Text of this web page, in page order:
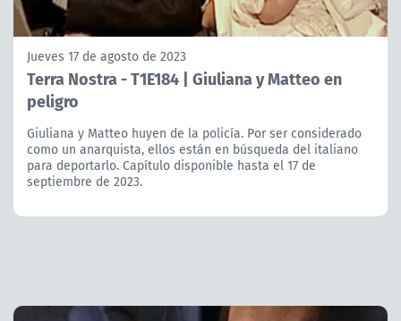
Jueves 17 de agosto de 2023
Terra Nostra - T1E184 | Giuliana y Matteo en
peligro
Giuliana y Matteo huyen de la policía. Por ser considerado
como un anarquista, ellos están en búsqueda del italiano
para deportarlo. Capítulo disponible hasta el 17 de
septiembre de 2023.